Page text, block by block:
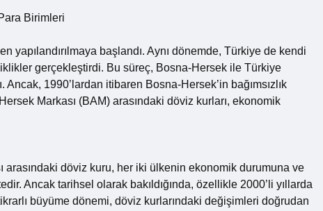
Birimleri
yapılandırılmaya başlandı. Aynı dönemde, Türkiye de kendi
gerçekleştirdi. Bu süreç, Bosna-Hersek ile Türkiye
1990’lardan itibaren Bosna-Hersek’in bağımsızlık
Markası (BAM) arasındaki döviz kurları, ekonomik
arasındaki döviz kuru, her iki ülkenin ekonomik durumuna ve
Ancak tarihsel olarak bakıldığında, özellikle 2000’li yıllarda
büyüme dönemi, döviz kurlarındaki değişimleri doğrudan